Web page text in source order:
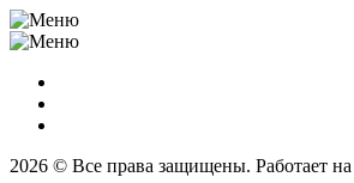
2026 © Все права защищены. Работает на